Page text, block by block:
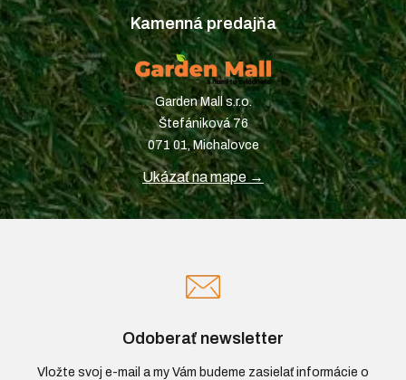
Kamenná predajňa
Garden Mall s.r.o.
Štefániková 76
071 01, Michalovce
Ukázať na mape →
Odoberať newsletter
Vložte svoj e-mail a my Vám budeme zasielať informácie o